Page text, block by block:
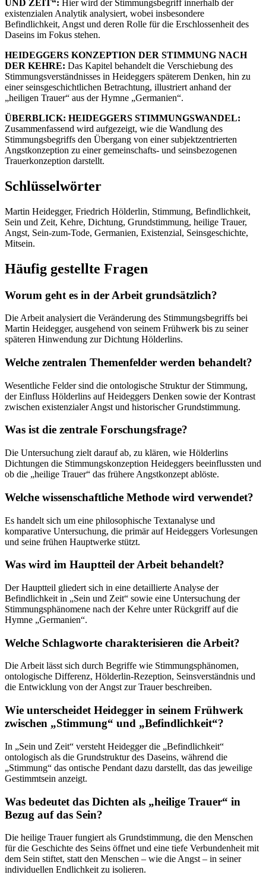
UND ZEIT“: Hier wird der Stimmungsbegriff innerhalb der
existenzialen Analytik analysiert, wobei insbesondere
Befindlichkeit, Angst und deren Rolle für die Erschlossenheit des
Daseins im Fokus stehen.
HEIDEGGERS KONZEPTION DER STIMMUNG NACH
DER KEHRE: Das Kapitel behandelt die Verschiebung des
Stimmungsverständnisses in Heideggers späterem Denken, hin zu
einer seinsgeschichtlichen Betrachtung, illustriert anhand der
„heiligen Trauer“ aus der Hymne „Germanien“.
ÜBERBLICK: HEIDEGGERS STIMMUNGSWANDEL:
Zusammenfassend wird aufgezeigt, wie die Wandlung des
Stimmungsbegriffs den Übergang von einer subjektzentrierten
Angstkonzeption zu einer gemeinschafts- und seinsbezogenen
Trauerkonzeption darstellt.
Schlüsselwörter
Martin Heidegger, Friedrich Hölderlin, Stimmung, Befindlichkeit,
Sein und Zeit, Kehre, Dichtung, Grundstimmung, heilige Trauer,
Angst, Sein-zum-Tode, Germanien, Existenzial, Seinsgeschichte,
Mitsein.
Häufig gestellte Fragen
Worum geht es in der Arbeit grundsätzlich?
Die Arbeit analysiert die Veränderung des Stimmungsbegriffs bei
Martin Heidegger, ausgehend von seinem Frühwerk bis zu seiner
späteren Hinwendung zur Dichtung Hölderlins.
Welche zentralen Themenfelder werden behandelt?
Wesentliche Felder sind die ontologische Struktur der Stimmung,
der Einfluss Hölderlins auf Heideggers Denken sowie der Kontrast
zwischen existenzialer Angst und historischer Grundstimmung.
Was ist die zentrale Forschungsfrage?
Die Untersuchung zielt darauf ab, zu klären, wie Hölderlins
Dichtungen die Stimmungskonzeption Heideggers beeinflussten und
ob die „heilige Trauer“ das frühere Angstkonzept ablöste.
Welche wissenschaftliche Methode wird verwendet?
Es handelt sich um eine philosophische Textanalyse und
komparative Untersuchung, die primär auf Heideggers Vorlesungen
und seine frühen Hauptwerke stützt.
Was wird im Hauptteil der Arbeit behandelt?
Der Hauptteil gliedert sich in eine detaillierte Analyse der
Befindlichkeit in „Sein und Zeit“ sowie eine Untersuchung der
Stimmungsphänomene nach der Kehre unter Rückgriff auf die
Hymne „Germanien“.
Welche Schlagworte charakterisieren die Arbeit?
Die Arbeit lässt sich durch Begriffe wie Stimmungsphänomen,
ontologische Differenz, Hölderlin-Rezeption, Seinsverständnis und
die Entwicklung von der Angst zur Trauer beschreiben.
Wie unterscheidet Heidegger in seinem Frühwerk
zwischen „Stimmung“ und „Befindlichkeit“?
In „Sein und Zeit“ versteht Heidegger die „Befindlichkeit“
ontologisch als die Grundstruktur des Daseins, während die
„Stimmung“ das ontische Pendant dazu darstellt, das das jeweilige
Gestimmtsein anzeigt.
Was bedeutet das Dichten als „heilige Trauer“ in
Bezug auf das Sein?
Die heilige Trauer fungiert als Grundstimmung, die den Menschen
für die Geschichte des Seins öffnet und eine tiefe Verbundenheit mit
dem Sein stiftet, statt den Menschen – wie die Angst – in seiner
individuellen Endlichkeit zu isolieren.